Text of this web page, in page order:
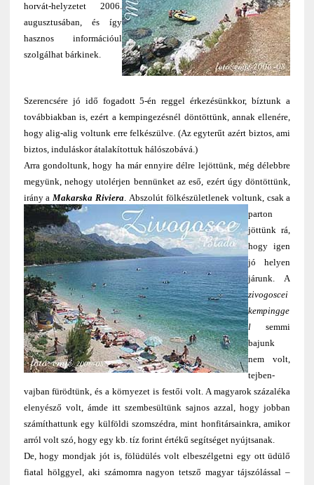
horvát-helyzetet 2006.
augusztusában, és így
hasznos információul
szolgálhat bárkinek.
Szerencsére jó idő fogadott 5-én reggel érkezésünkkor, bíztunk a
továbbiakban is, ezért a kempingezésnél döntöttünk, annak ellenére,
hogy alig-alig voltunk erre felkészülve. (Az egyterűt azért biztos, ami
biztos, induláskor átalakítottuk hálószobává.)
Arra gondoltunk, hogy ha már ennyire délre lejöttünk, még délebbre
megyünk, nehogy utolérjen bennünket az eső, ezért úgy döntöttünk,
irány aMakarska Riviera.Abszolút fölkészületlenek voltunk, csak a
parton
jöttünk rá,
hogy igen
jó helyen
járunk. A
zivogoscei
kempingge
lsemmi
bajunk
nem volt,
tejben-
vajban fürödtünk, és a környezet is festői volt. A magyarok százaléka
elenyésző volt, ámde itt szembesültünk sajnos azzal, hogy jobban
számíthattunk egy külföldi szomszédra, mint honfitársainkra, amikor
arról volt szó, hogy egy kb. tíz forint értékű segítséget nyújtsanak.
De, hogy mondjak jót is, fölüdülés volt elbeszélgetni egy ott üdülő
fiatal hölggyel, aki számomra nagyon tetsző magyar tájszólással –